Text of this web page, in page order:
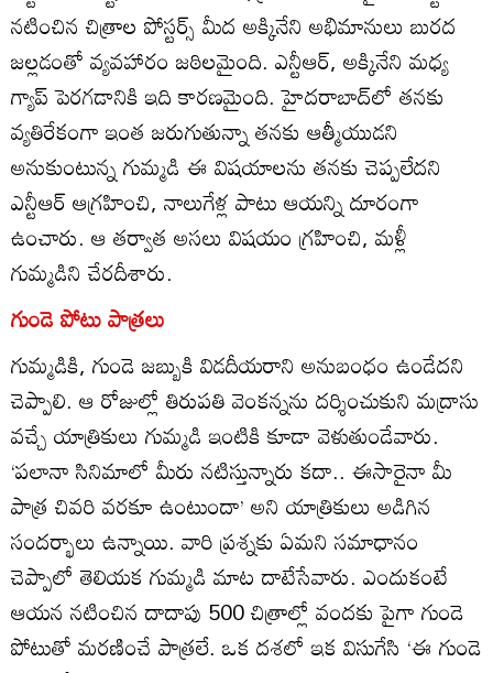
నటించిన చిత్రాల పోస్టర్స్‌ మీద అక్కినేని అభిమానులు బురద
జల్లడంతో వ్యవహారం జఠిలమైంది. ఎన్టీఆర్‌, అక్కినేని మధ్య
గ్యాప్‌ పెరగడానికి ఇది కారణమైంది. హైదరాబాద్‌లో తనకు
వ్యతిరేకంగా ఇంత జరుగుతున్నా తనకు ఆత్మీయుడని
అనుకుంటున్న గుమ్మడి ఈ విషయాలను తనకు చెప్పలేదని
ఎన్టీఆర్‌ ఆగ్రహించి, నాలుగేళ్ల పాటు ఆయన్ని దూరంగా
ఉంచారు. ఆ తర్వాత అసలు విషయం గ్రహించి, మళ్లీ
గుమ్మడిని చేరదీశారు.
గుండె పోటు పాత్రలు
గుమ్మడికి, గుండె జబ్బుకి విడదీయరాని అనుబంధం ఉండేదని
చెప్పాలి. ఆ రోజుల్లో తిరుపతి వెంకన్నను దర్శించుకుని మద్రాసు
వచ్చే యాత్రికులు గుమ్మడి ఇంటికి కూడా వెళుతుండేవారు.
‘పలానా సినిమాలో మీరు నటిస్తున్నారు కదా.. ఈసారైనా మీ
పాత్ర చివరి వరకూ ఉంటుందా’ అని యాత్రికులు అడిగిన
సందర్భాలు ఉన్నాయి. వారి ప్రశ్నకు ఏమని సమాధానం
చెప్పాలో తెలియక గుమ్మడి మాట దాటేసేవారు. ఎందుకంటే
ఆయన నటించిన దాదాపు 500 చిత్రాల్లో వందకు పైగా గుండె
పోటుతో మరణించే పాత్రలే. ఒక దశలో ఇక విసుగేసి ‘ఈ గుండె